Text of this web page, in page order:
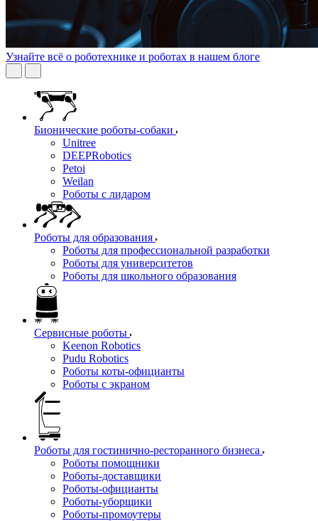
Узнайте всё о роботехнике и роботах в нашем блоге
Бионические роботы-собаки
Unitree
DEEPRobotics
Petoi
Weilan
Роботы с лидаром
Роботы для образования
Роботы для профессиональной разработки
Роботы для университетов
Роботы для школьного образования
Сервисные роботы
Keenon Robotics
Pudu Robotics
Роботы коты-официанты
Роботы с экраном
Роботы для гостинично-ресторанного бизнеса
Роботы помощники
Роботы-доставщики
Роботы-официанты
Роботы-уборщики
Роботы-промоутеры